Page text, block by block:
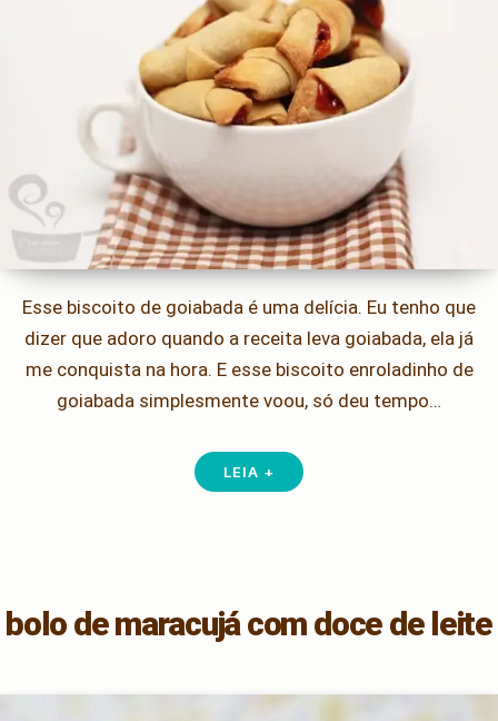
Esse biscoito de goiabada é uma delícia. Eu tenho que
dizer que adoro quando a receita leva goiabada, ela já
me conquista na hora. E esse biscoito enroladinho de
goiabada simplesmente voou, só deu tempo…
LEIA +
bolo de maracujá com doce de leite